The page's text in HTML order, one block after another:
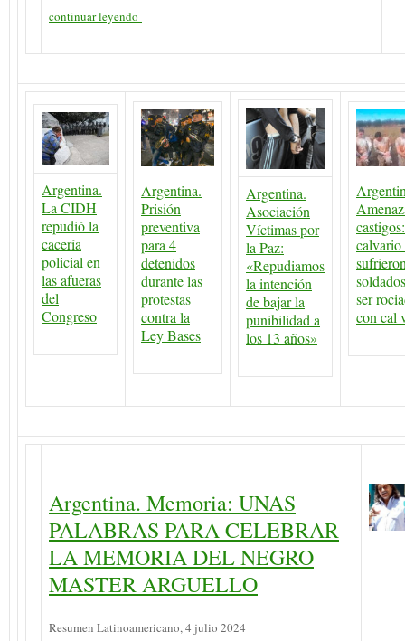
continuar leyendo
Argentina.
La CIDH
repudió la
cacería
policial en
las afueras
del
Congreso
Argentina.
Prisión
preventiva
para 4
detenidos
durante las
protestas
contra la
Ley Bases
Argentina.
Asociación
Víctimas por
la Paz:
«Repudiamos
la intención
de bajar la
punibilidad a
los 13 años»
calvario
ser
con cal
Argentina. Memoria: UNAS
PALABRAS PARA CELEBRAR
LA MEMORIA DEL NEGRO
MASTER ARGUELLO
Resumen Latinoamericano, 4 julio 2024